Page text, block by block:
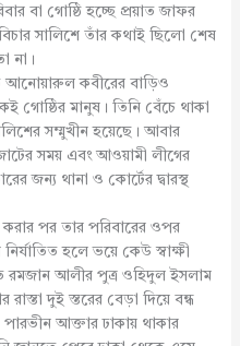
বা গোষ্ঠি হচ্ছে প্রয়াত জাফর
সালিশে তাঁর কথাই ছিলো শেষ
না।
আনোয়ারুল কবীরের বাড়িও
গোষ্ঠির মানুষ। তিনি বেঁচে থাকা
সম্মুখীন হয়েছে। আবার
সময় এবং আওয়ামী লীগের
জন্য থানা ও কোর্টের দ্বারস্থ
পর তার পরিবারের ওপর
হলে ভয়ে কেউ স্বাক্ষী
রমজান আলীর পুত্র ওহিদুল ইসলাম
দুই স্তরের বেড়া দিয়ে বন্ধ
আক্তার ঢাকায় থাকার